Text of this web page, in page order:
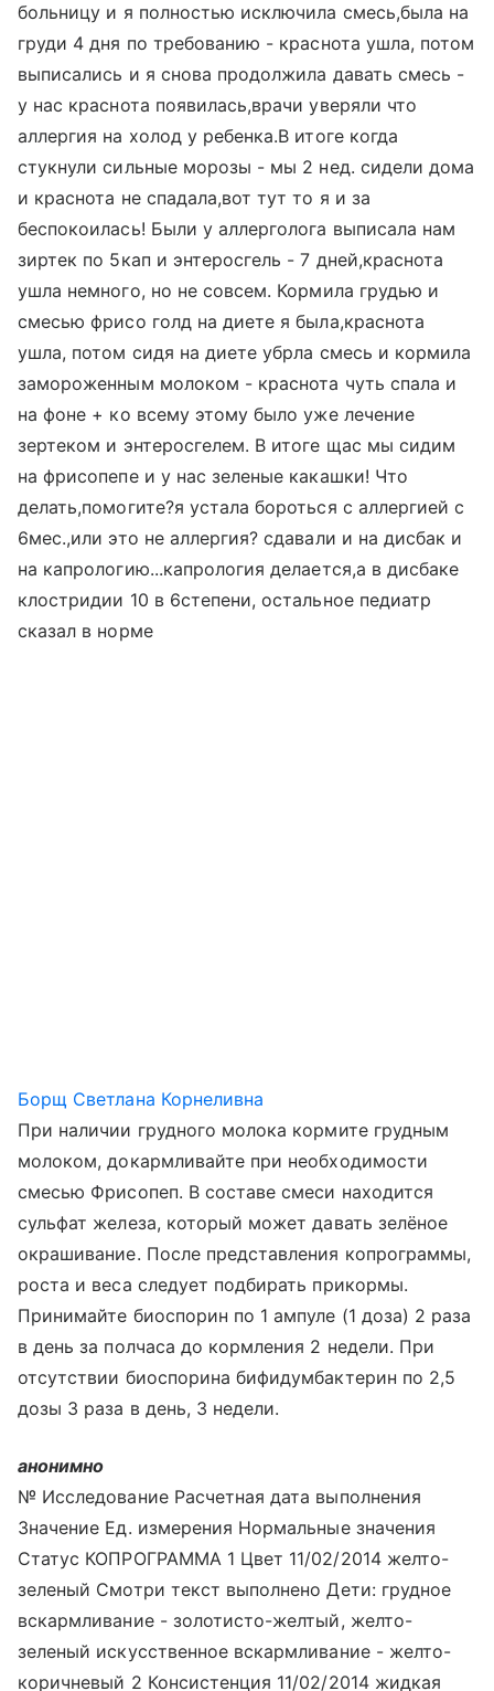
больницу и я полностью исключила смесь,была на
груди 4 дня по требованию - краснота ушла, потом
выписались и я снова продолжила давать смесь -
у нас краснота появилась,врачи уверяли что
аллергия на холод у ребенка.В итоге когда
стукнули сильные морозы - мы 2 нед. сидели дома
и краснота не спадала,вот тут то я и за
беспокоилась! Были у аллерголога выписала нам
зиртек по 5кап и энтеросгель - 7 дней,краснота
ушла немного, но не совсем. Кормила грудью и
смесью фрисо голд на диете я была,краснота
ушла, потом сидя на диете убрла смесь и кормила
замороженным молоком - краснота чуть спала и
на фоне + ко всему этому было уже лечение
зертеком и энтеросгелем. В итоге щас мы сидим
на фрисопепе и у нас зеленые какашки! Что
делать,помогите?я устала бороться с аллергией с
6мес.,или это не аллергия? сдавали и на дисбак и
на капрологию...капрология делается,а в дисбаке
клостридии 10 в 6степени, остальное педиатр
сказал в норме
Борщ Светлана Корнеливна
При наличии грудного молока кормите грудным
молоком, докармливайте при необходимости
смесью Фрисопеп. В составе смеси находится
сульфат железа, который может давать зелёное
окрашивание. После представления копрограммы,
роста и веса следует подбирать прикормы.
Принимайте биоспорин по 1 ампуле (1 доза) 2 раза
в день за полчаса до кормления 2 недели. При
отсутствии биоспорина бифидумбактерин по 2,5
дозы 3 раза в день, 3 недели.
анонимно
№ Исследование Расчетная дата выполнения
Значение Ед. измерения Нормальные значения
Статус КОПРОГРАММА 1 Цвет 11/02/2014 желто-
зеленый Смотри текст выполнено Дети: грудное
вскармливание - золотисто-желтый, желто-
зеленый искусственное вскармливание - желто-
коричневый 2 Консистенция 11/02/2014 жидкая